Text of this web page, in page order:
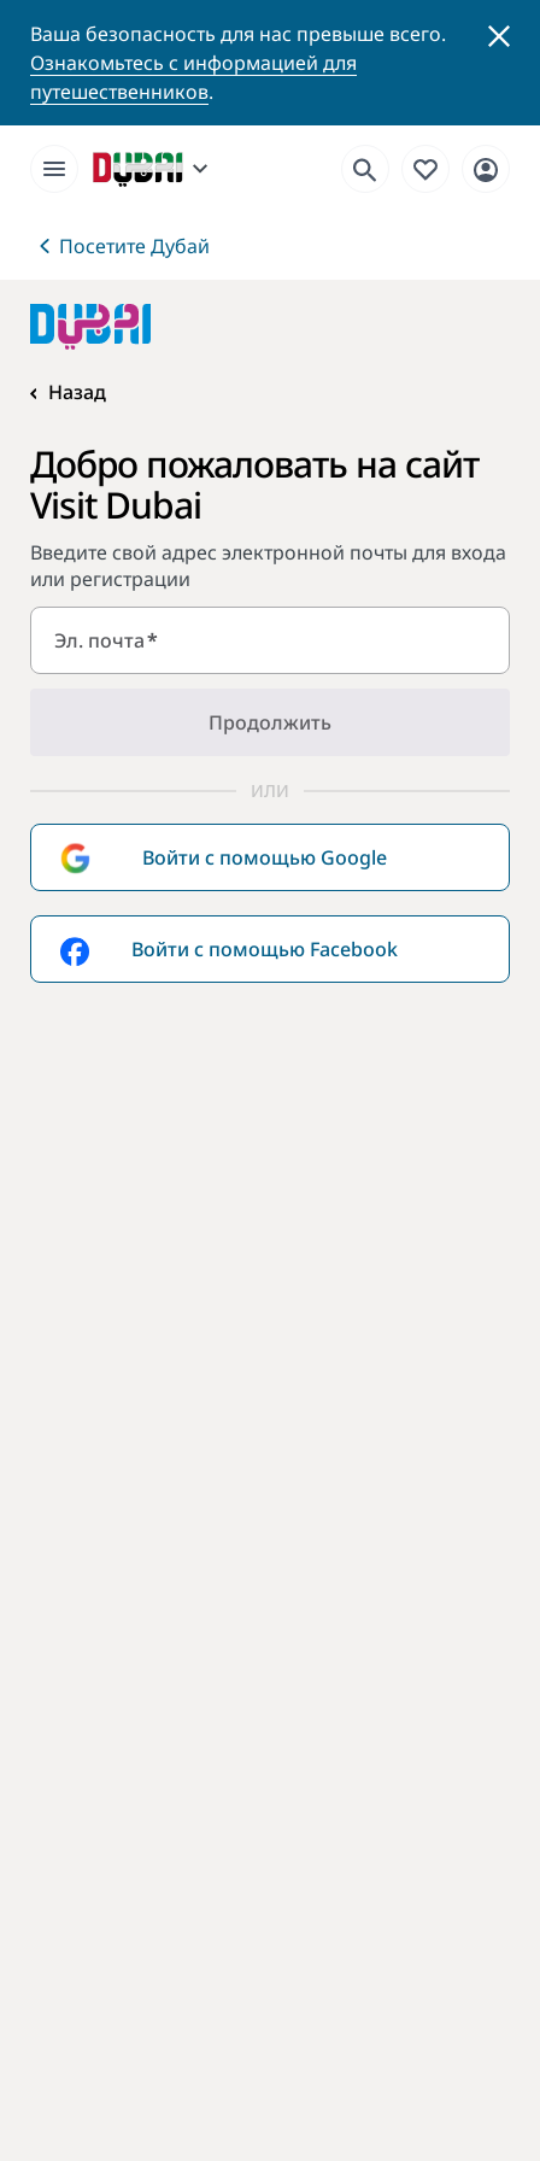
Ваша безопасность для нас превыше всего.
Ознакомьтесь с информацией для
путешественников.
Посетите Дубай
Назад
Добро пожаловать на сайт
Visit Dubai
Введите свой адрес электронной почты для входа
или регистрации
Эл. почта*
Продолжить
ИЛИ
Войти с помощью Google
Войти с помощью Facebook